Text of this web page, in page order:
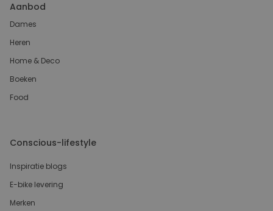
Aanbod
Dames
Heren
Home & Deco
Boeken
Food
Conscious-lifestyle
Inspiratie blogs
E-bike levering
Merken